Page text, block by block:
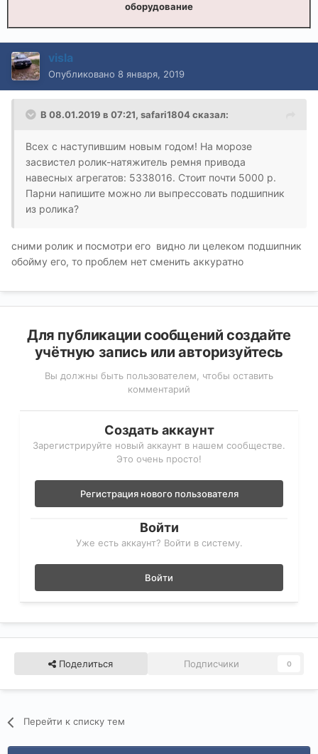
оборудование
visla
Опубликовано 8 января, 2019
В 08.01.2019 в 07:21, safari1804сказал:
Всех с наступившим новым годом! На морозе
засвистел ролик-натяжитель ремня привода
навесных агрегатов: 5338016. Стоит почти 5000 р.
Парни напишите можно ли выпрессовать подшипник
из ролика?
сними ролик и посмотри его видно ли целеком подшипник
обойму его, то проблем нет сменить аккуратно
Для публикации сообщений создайте
учётную запись или авторизуйтесь
Вы должны быть пользователем, чтобы оставить
комментарий
Создать аккаунт
Зарегистрируйте новый аккаунт в нашем сообществе.
Это очень просто!
Регистрация нового пользователя
Войти
Уже есть аккаунт? Войти в систему.
Войти
Поделиться Подписчики 0
Перейти к списку тем